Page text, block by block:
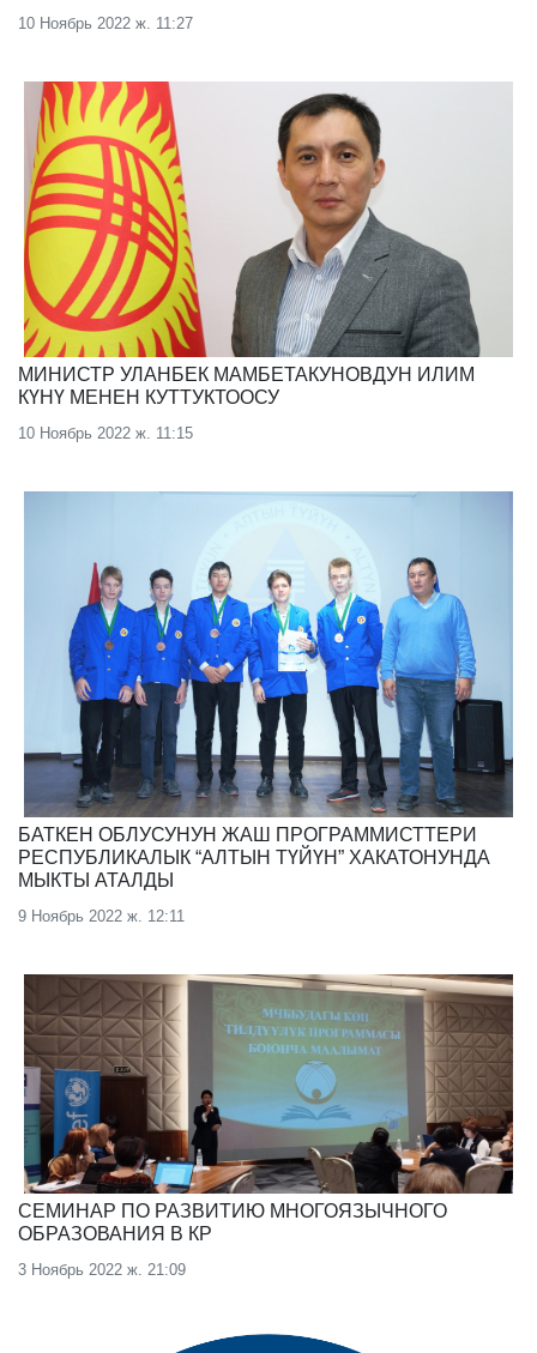
10 Ноябрь 2022 ж. 11:27
МИНИСТР УЛАНБЕК МАМБЕТАКУНОВДУН ИЛИМ
КҮНҮ МЕНЕН КУТТУКТООСУ
10 Ноябрь 2022 ж. 11:15
БАТКЕН ОБЛУСУНУН ЖАШ ПРОГРАММИСТТЕРИ
РЕСПУБЛИКАЛЫК “АЛТЫН ТҮЙҮН” ХАКАТОНУНДА
МЫКТЫ АТАЛДЫ
9 Ноябрь 2022 ж. 12:11
СЕМИНАР ПО РАЗВИТИЮ МНОГОЯЗЫЧНОГО
ОБРАЗОВАНИЯ В КР
3 Ноябрь 2022 ж. 21:09